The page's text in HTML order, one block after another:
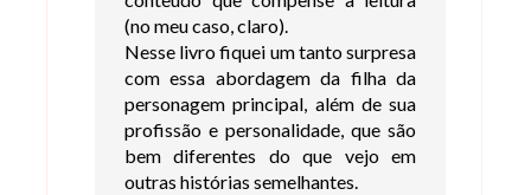
(no meu caso, claro).
Nesse livro fiquei um tanto surpresa
com essa abordagem da filha da
personagem principal, além de sua
profissão e personalidade, que são
bem diferentes do que vejo em
outras histórias semelhantes.